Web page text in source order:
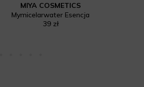
MIYA COSMETICS
Mymicelarwater Esencja
39 zł